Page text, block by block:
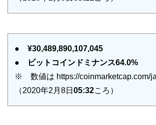
● ¥30,489,890,107,045
●
ビットコインドミナンス64.0%
※ 数値は https://coinmarketcap.com/
（2020年2月8日 05:32ころ）